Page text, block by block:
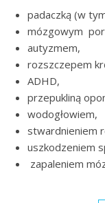
padaczką (w
mózgowym
autyzmem,
rozszczepem
ADHD,
przepukliną
wodogłowiem,
stwardnieniem
uszkodzeniem
zapaleniem